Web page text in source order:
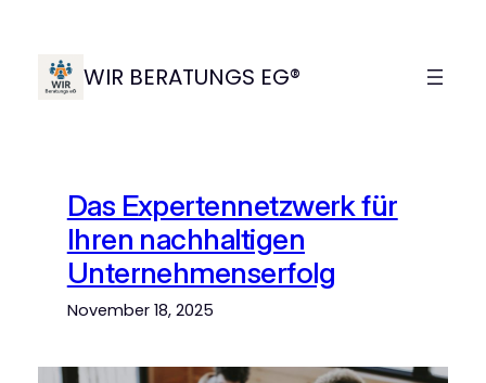
springen WIR BERATUNGS EG®
Das Expertennetzwerk für
Ihren nachhaltigen
Unternehmenserfolg
November 18, 2025